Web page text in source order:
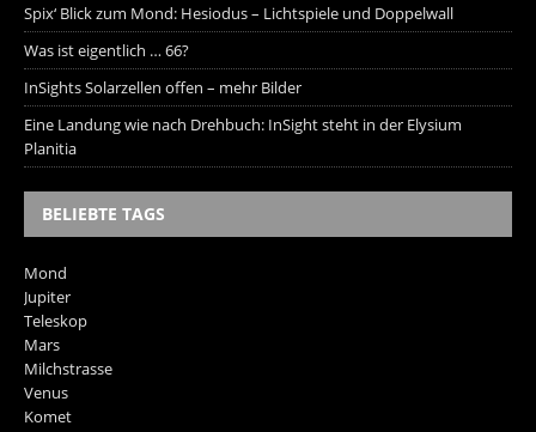
Spix‘ Blick zum Mond: Hesiodus – Lichtspiele und Doppelwall
Was ist eigentlich … 66?
InSights Solarzellen offen – mehr Bilder
Eine Landung wie nach Drehbuch: InSight steht in der Elysium
Planitia
BELIEBTE TAGS
Mond
Jupiter
Teleskop
Mars
Milchstrasse
Venus
Komet